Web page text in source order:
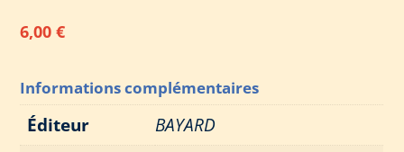
6,00€
Informations complémentaires
Éditeur
BAYARD